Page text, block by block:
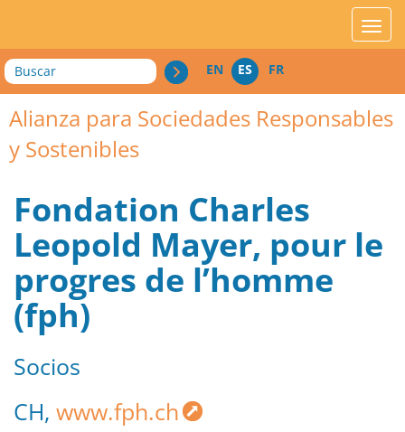
Buscar EN ES FR
Alianza para Sociedades Responsables
y Sostenibles
Fondation Charles
Leopold Mayer, pour le
progres de l’homme
(fph)
Socios
CH, www.fph.ch